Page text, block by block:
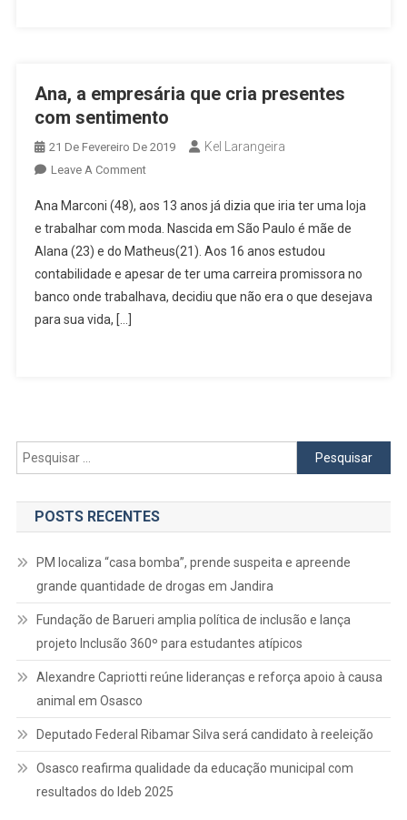
Ana, a empresária que cria presentes
com sentimento
21 De Fevereiro De 2019 Kel Larangeira
Leave A CommentOn
A
Empresária
Que
Cria
Presentes
Ana Marconi (48), aos 13 anos já dizia que iria ter uma loja
e trabalhar com moda. Nascida em São Paulo é mãe de
Alana (23) e do Matheus(21). Aos 16 anos estudou
contabilidade e apesar de ter uma carreira promissora no
banco onde trabalhava, decidiu que não era o que desejava
para sua vida, […]
Pesquisar
por:
POSTS RECENTES
PM localiza “casa bomba”, prende suspeita e apreende
grande quantidade de drogas em Jandira
Fundação de Barueri amplia política de inclusão e lança
projeto Inclusão 360º para estudantes atípicos
Alexandre Capriotti reúne lideranças e reforça apoio à causa
animal em Osasco
Deputado Federal Ribamar Silva será candidato à reeleição
Osasco reafirma qualidade da educação municipal com
resultados do Ideb 2025